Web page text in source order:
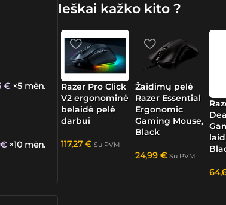
€ ×5 mėn.
€ ×10 mėn.
Ieškai kažko kito ?
Razer Pro Click
V2 ergonominė
belaidė pelė
darbui
117,27€ Su PVM
Žaidimų pelė
Razer Essential
Ergonomic
Gaming Mouse,
Black
24,99 € Su PVM